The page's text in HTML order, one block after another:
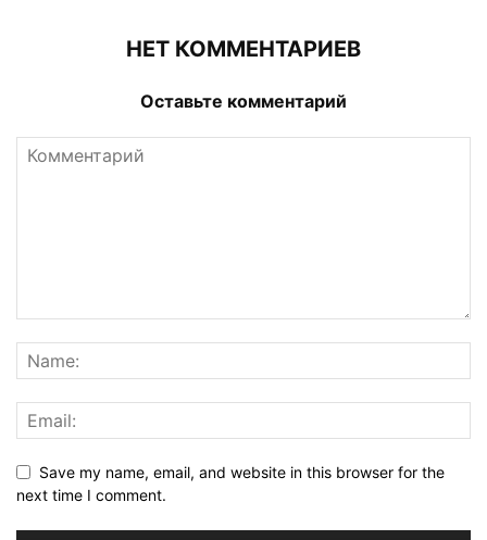
НЕТ КОММЕНТАРИЕВ
Оставьте комментарий
Save my name, email, and website in this browser for the
next time I comment.